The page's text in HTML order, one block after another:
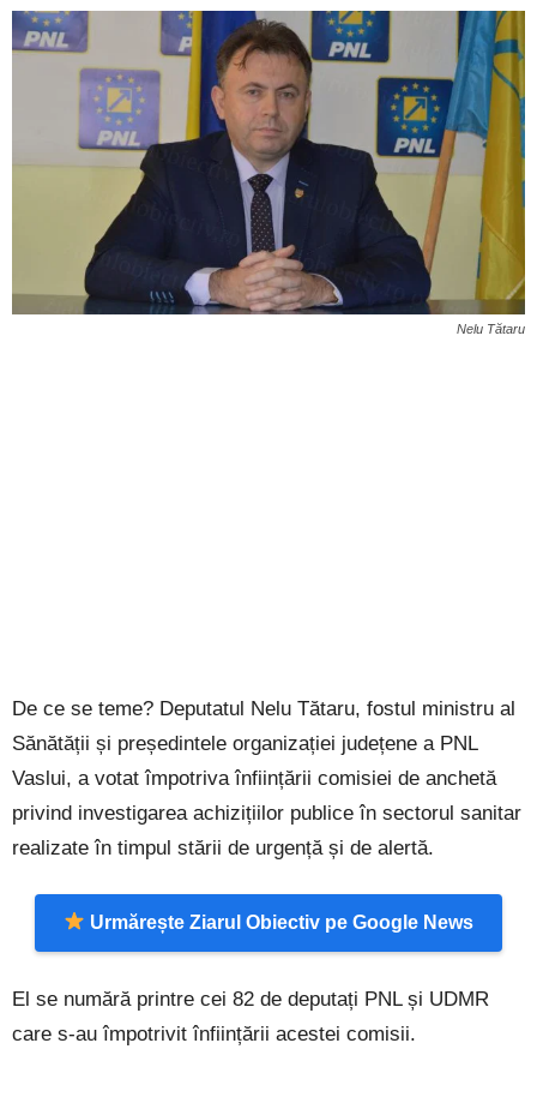
Nelu Tătaru
De ce se teme? Deputatul Nelu Tătaru, fostul ministru al
Sănătății și președintele organizației județene a PNL
Vaslui, a votat împotriva înființării comisiei de anchetă
privind investigarea achizițiilor publice în sectorul sanitar
realizate în timpul stării de urgență și de alertă.
Urmărește Ziarul Obiectiv pe Google News
El se numără printre cei 82 de deputați PNL și UDMR
care s-au împotrivit înființării acestei comisii.